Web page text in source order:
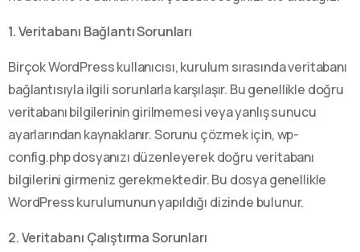
1. Veritabanı Bağlantı Sorunları
Birçok WordPress kullanıcısı, kurulum sırasında veritabanı
bağlantısıyla ilgili sorunlarla karşılaşır. Bu genellikle doğru
veritabanı bilgilerinin girilmemesi veya yanlış sunucu
ayarlarından kaynaklanır. Sorunu çözmek için, wp-
config.php dosyanızı düzenleyerek doğru veritabanı
bilgilerini girmeniz gerekmektedir. Bu dosya genellikle
WordPress kurulumunun yapıldığı dizinde bulunur.
2. Veritabanı Çalıştırma Sorunları